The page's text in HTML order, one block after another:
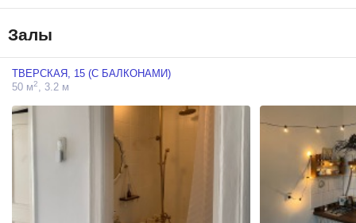
Залы
ТВЕРСКАЯ, 15 (С БАЛКОНАМИ)
50 м2, 3.2 м